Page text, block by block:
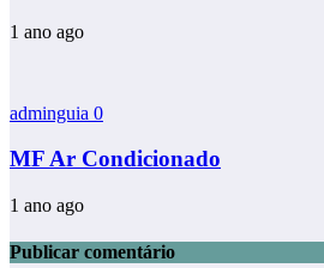
1 ano ago
adminguia 0
MF Ar Condicionado
1 ano ago
Publicar comentário